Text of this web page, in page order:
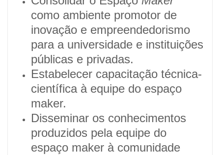
como ambiente promotor de
inovação e empreendedorismo
para a universidade e instituições
públicas e privadas.
Estabelecer capacitação técnica-
científica à equipe do espaço
maker.
Disseminar os conhecimentos
produzidos pela equipe do
espaço maker à comunidade